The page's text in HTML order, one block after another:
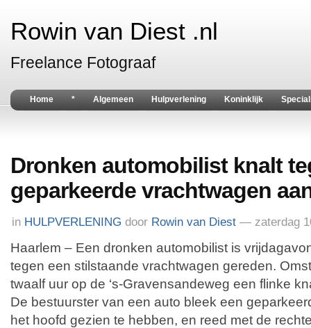
Rowin van Diest .nl
Freelance Fotograaf
Home * Algemeen Hulpverlening Koninklijk
Dronken automobilist knalt
geparkeerde vrachtwagen
in HULPVERLENING door Rowin van Diest — zaterdag
Haarlem – Een dronken automobilist is
tegen een stilstaande vrachtwagen gereden.
twaalf uur op de ‘s-Gravensandeweg een flinke
De bestuurster van een auto bleek een
het hoofd gezien te hebben, en reed met de